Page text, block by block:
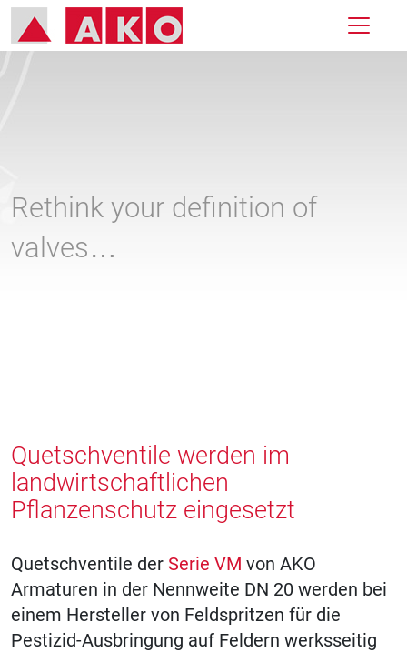
Rethink your definition of
valves…
Quetschventile werden im
landwirtschaftlichen
Pflanzenschutz eingesetzt
Quetschventile der Serie VM von AKO
Armaturen in der Nennweite DN 20 werden bei
einem Hersteller von Feldspritzen für die
Pestizid-Ausbringung auf Feldern werksseitig